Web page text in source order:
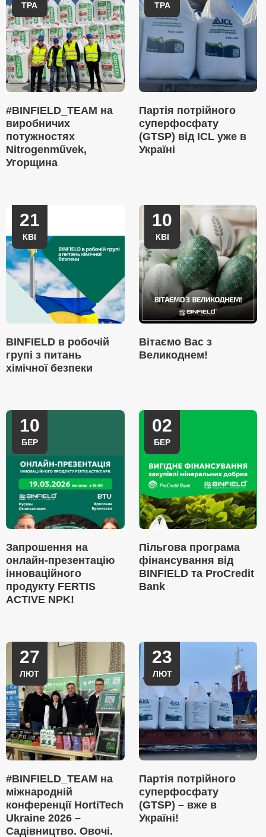
ТРА
#BINFIELD_TEAM на
виробничих
потужностях
Nitrogenművek,
Угорщина
ТРА
Партія потрійного
суперфосфату
(GTSP) від ICL уже в
Україні
21
КВІ
BINFIELD в робочій
групі з питань
хімічної безпеки
10
КВІ
Вітаємо Вас з
Великоднем!
10
БЕР
Запрошення на
онлайн-презентацію
інноваційного
продукту FERTIS
ACTIVE NPK!
02
БЕР
Пільгова програма
фінансування від
BINFIELD та ProCredit
Bank
27
ЛЮТ
#BINFIELD_TEAM на
міжнародній
конференції HortiTech
Ukraine 2026 –
Садівництво. Овочі.
23
ЛЮТ
Партія потрійного
суперфосфату
(GTSP) – вже в
Україні!